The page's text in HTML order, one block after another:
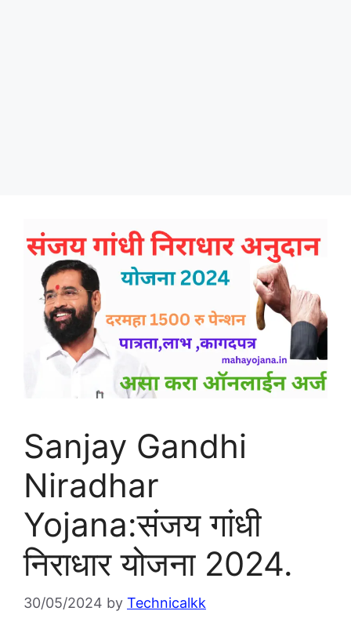
Sanjay Gandhi
Niradhar
Yojana:संजय गांधी
निराधार योजना 2024.
30/05/2024 by Technicalkk